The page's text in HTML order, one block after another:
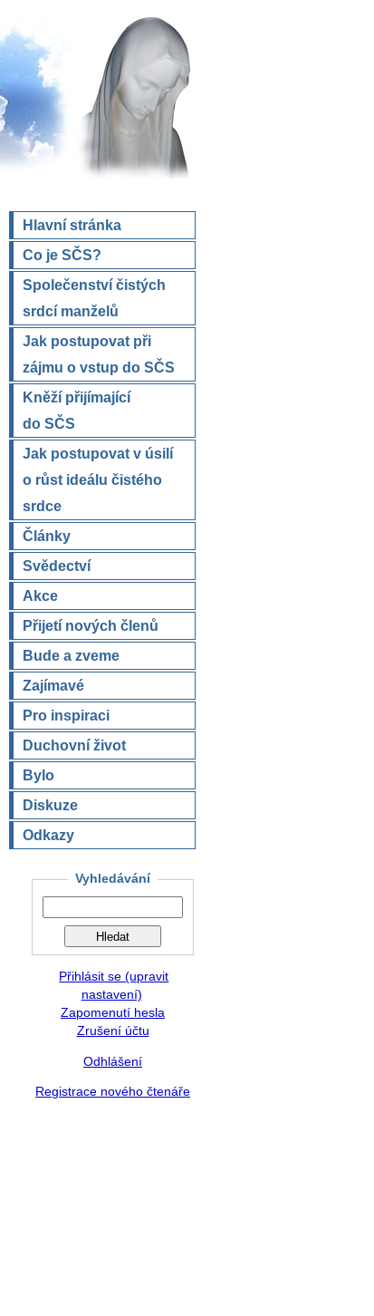
Hlavní stránka
Co je SČS?
Společenství čistých
srdcí manželů
Jak postupovat při
zájmu o vstup do SČS
Kněží přijímající
do SČS
Jak postupovat v úsilí
o růst ideálu čistého
srdce
Články
Svědectví
Akce
Přijetí nových členů
Bude a zveme
Zajímavé
Pro inspiraci
Duchovní život
Bylo
Diskuze
Odkazy
Vyhledávání
Přihlásit se (upravit
nastavení)
Zapomenutí hesla
Zrušení účtu
Odhlášení
Registrace nového čtenáře